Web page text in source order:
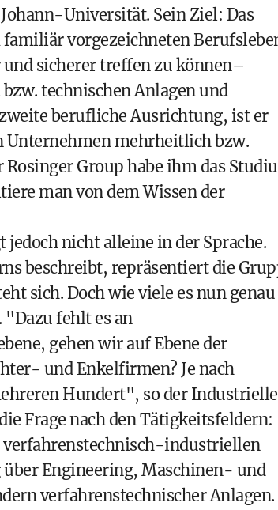
Universität. Sein Ziel: Das
vorgezeichneten
sicherer treffen zu können–
technischen Anlagen und
berufliche Ausrichtung, ist er
Unternehmen mehrheitlich bzw.
Group habe ihm das
man von dem Wissen der
nicht alleine in der Sprache.
beschreibt, repräsentiert die
sich. Doch wie viele es nun genau
"Dazu fehlt es an
gehen wir auf Ebene der
und Enkelfirmen? Je nach
Hundert", so der
Frage nach den Tätigkeitsfeldern:
verfahrenstechnisch-industriellen
Engineering, Maschinen- und
verfahrenstechnischer Anlagen.